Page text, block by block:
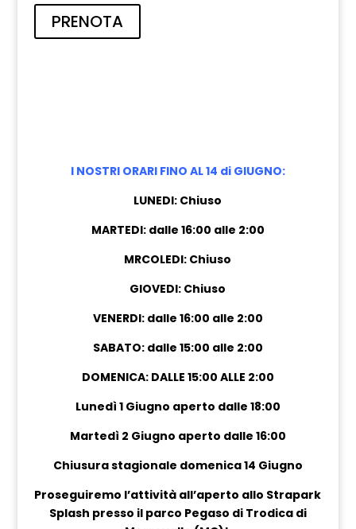
PRENOTA
I NOSTRI ORARI FINO AL 14 di GIUGNO:
LUNEDI: Chiuso
MARTEDI: dalle 16:00 alle 2:00
MRCOLEDI: Chiuso
GIOVEDI: Chiuso
VENERDI: dalle 16:00 alle 2:00
SABATO: dalle 15:00 alle 2:00
DOMENICA: DALLE 15:00 ALLE 2:00
Lunedì 1 Giugno aperto dalle 18:00
Martedì 2 Giugno aperto dalle 16:00
Chiusura stagionale domenica 14 Giugno
Proseguiremo l’attività all’aperto allo Strapark
Splash presso il parco Pegaso di Trodica di